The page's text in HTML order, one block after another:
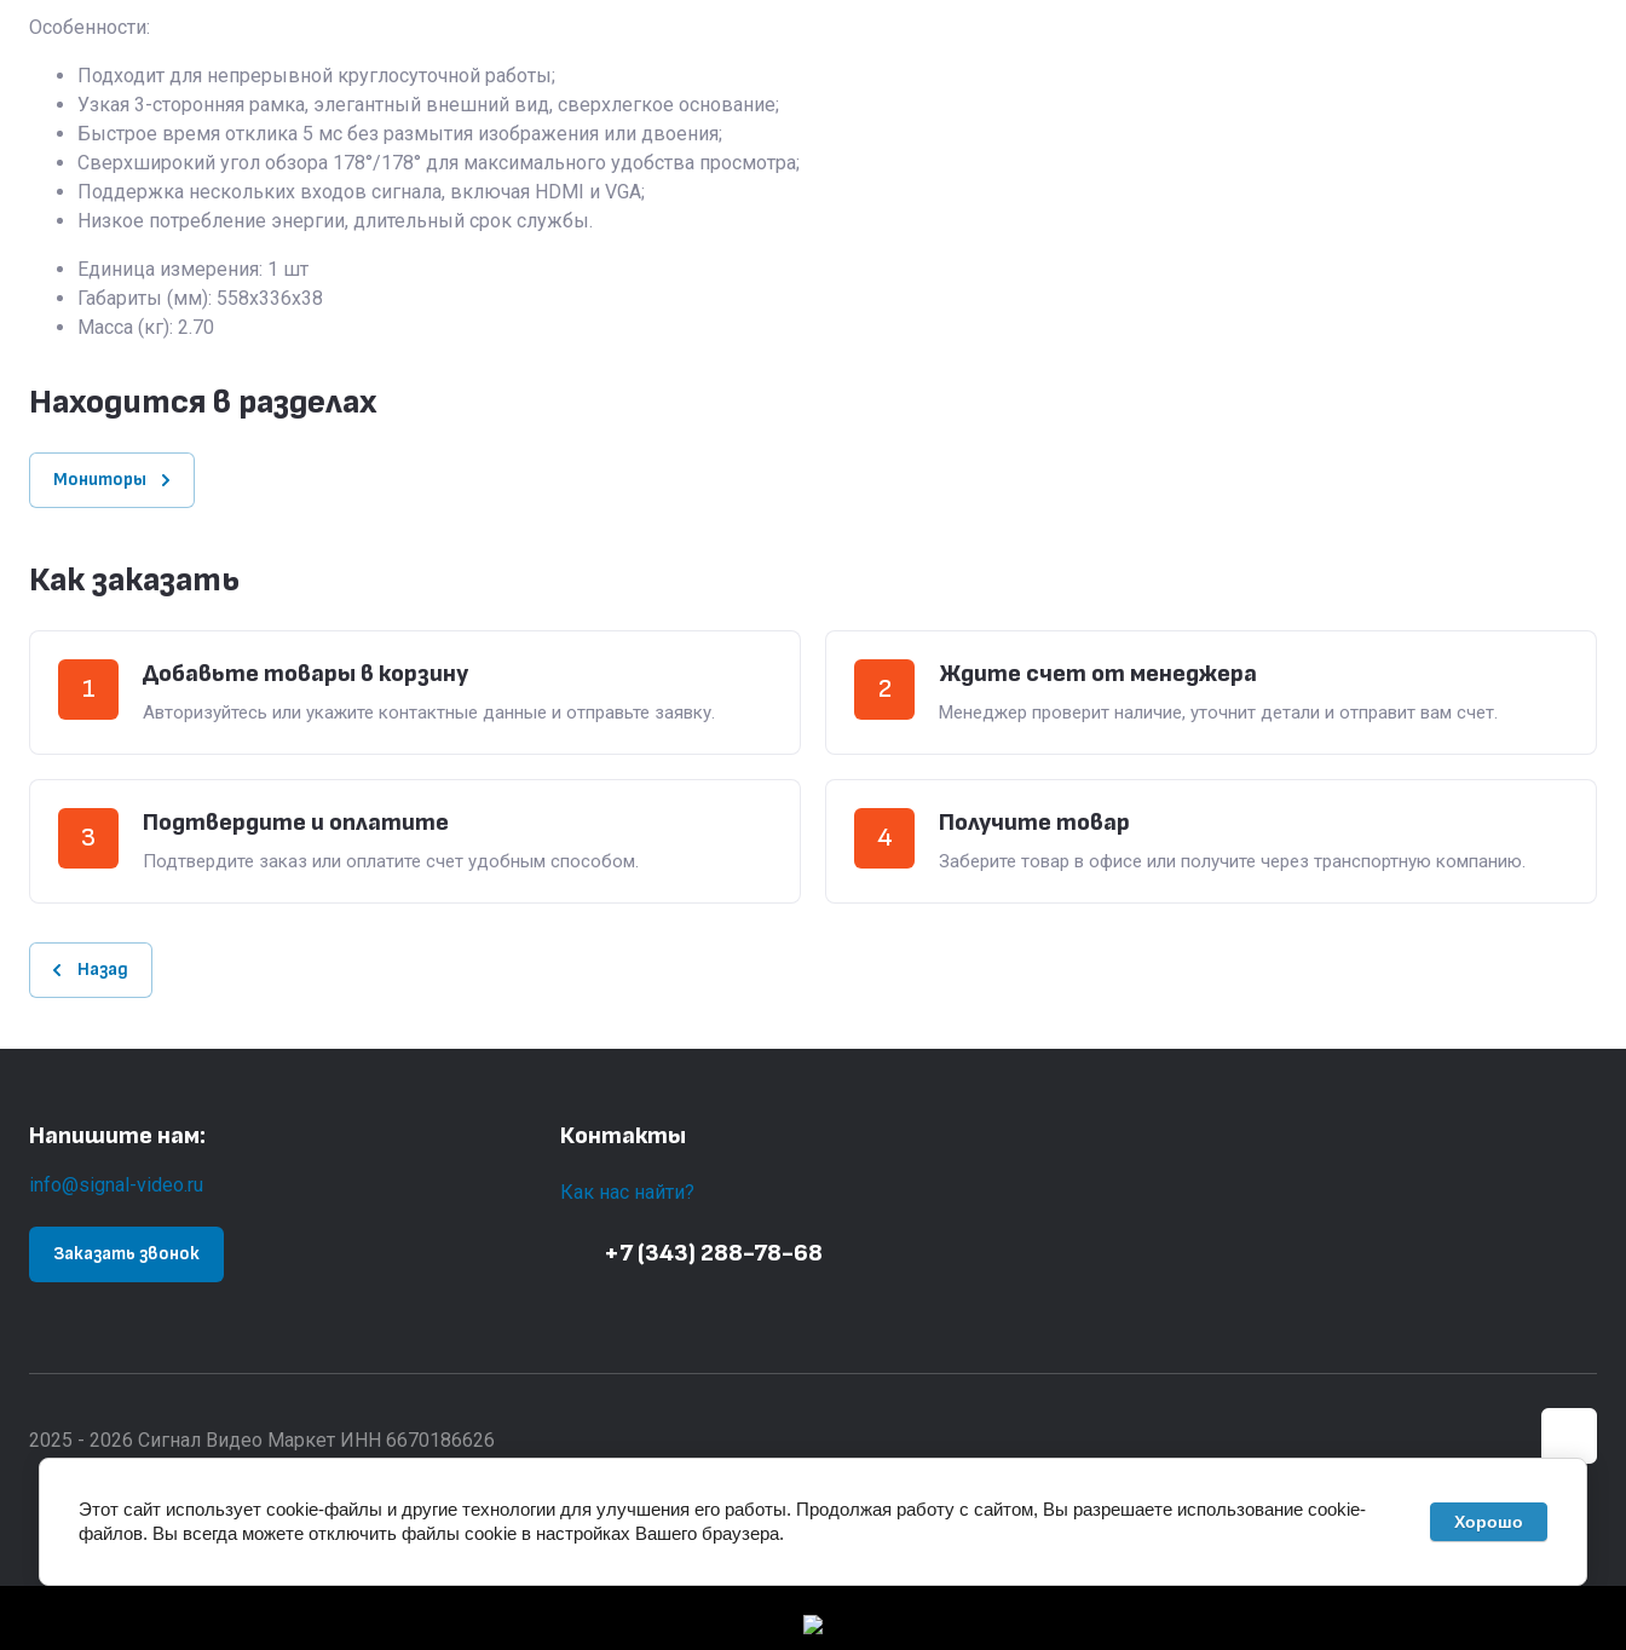
Особенности:
Подходит для непрерывной круглосуточной работы;
Узкая 3-сторонняя рамка, элегантный внешний вид, сверхлегкое основание;
Быстрое время отклика 5 мс без размытия изображения или двоения;
Сверхширокий угол обзора 178°/178° для максимального удобства просмотра;
Поддержка нескольких входов сигнала, включая HDMI и VGA;
Низкое потребление энергии, длительный срок службы.
Единица измерения: 1 шт
Габариты (мм): 558x336x38
Масса (кг): 2.70
Находится в разделах
Мониторы
Как заказать
1 Добавьте товары в корзину
Авторизуйтесь или укажите контактные данные и отправьте заявку.
2 Ждите счет от менеджера
Менеджер проверит наличие, уточнит детали и отправит вам счет.
3 Подтвердите и оплатите
Подтвердите заказ или оплатите счет удобным способом.
4 Получите товар
Заберите товар в офисе или получите через транспортную компанию.
Назад
Напишите нам:
info@signal-video.ru
Заказать звонок
Контакты
Как нас найти?
+7 (343) 288-78-68
2025 - 2026 Сигнал Видео Маркет ИНН 6670186626
Код счетчиков
Этот сайт использует cookie-файлы и другие технологии для улучшения его работы. Продолжая работу с сайтом, Вы разрешаете использование cookie-
файлов. Вы всегда можете отключить файлы cookie в настройках Вашего браузера.
Хорошо